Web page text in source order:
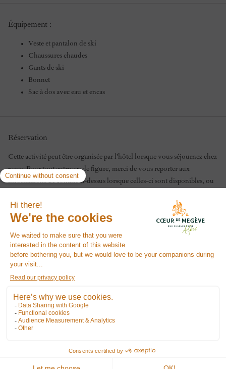
Équipement :
Veste et pantalon de ski
Chaussures chaudes
Gants de ski
Bonnet
Sac à dos avec eau et encas
Réservation
Cette activité peut être organisée par l'hôtel lorsque vous séjournez chez
nous. Pour tout autre cas de figure, merci de vous reporter aux
informations de contact ci-dessus lorsque celles-ci sont disponibles, ou
Les informations pratiques telles que le tarif sont données à titre
indicatif et sont susceptibles d'évoluer.